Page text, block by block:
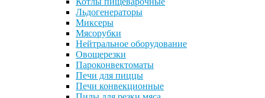
Льдогенераторы
Миксеры
Мясорубки
Нейтральное оборудование
Овощерезки
Пароконвектоматы
Печи для пиццы
Печи конвекционные